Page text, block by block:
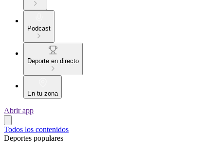
Podcast
Deporte en directo
En tu zona
Abrir app
Todos los contenidos
Deportes populares